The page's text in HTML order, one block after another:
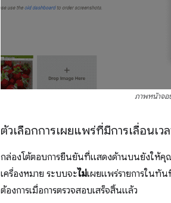
ภาพหน้าจอ
ตัวเลือกการเผยแพร่ที่มีการเลื่อนเวล
กล่องโต้ตอบการยืนยันที่แสดงด้านบนยังให้คุณ
เครื่องหมาย ระบบจะไม่เผยแพร่รายการในทั
ต้องการเมื่อการตรวจสอบเสร็จสิ้นแล้ว